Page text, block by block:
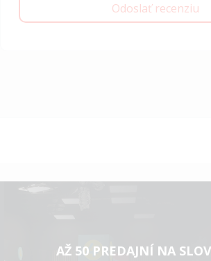
Odoslať recenziu
AŽ 50 PREDAJNÍ NA